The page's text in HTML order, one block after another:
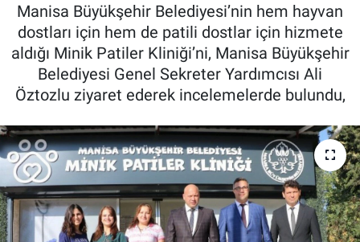
Manisa Büyükşehir Belediyesi’nin hem hayvan
dostları için hem de patili dostlar için hizmete
aldığı Minik Patiler Kliniği’ni, Manisa Büyükşehir
Belediyesi Genel Sekreter Yardımcısı Ali
Öztozlu ziyaret ederek incelemelerde bulundu,